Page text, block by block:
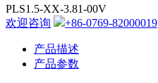
PLS1.5-XX-3.81-00V
欢迎咨询
+86-0769-82000019
产品描述
产品参数